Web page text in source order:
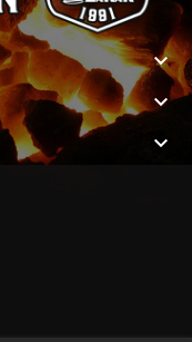
keyboard_arrow_down
keyboard_arrow_down
keyboard_arrow_down